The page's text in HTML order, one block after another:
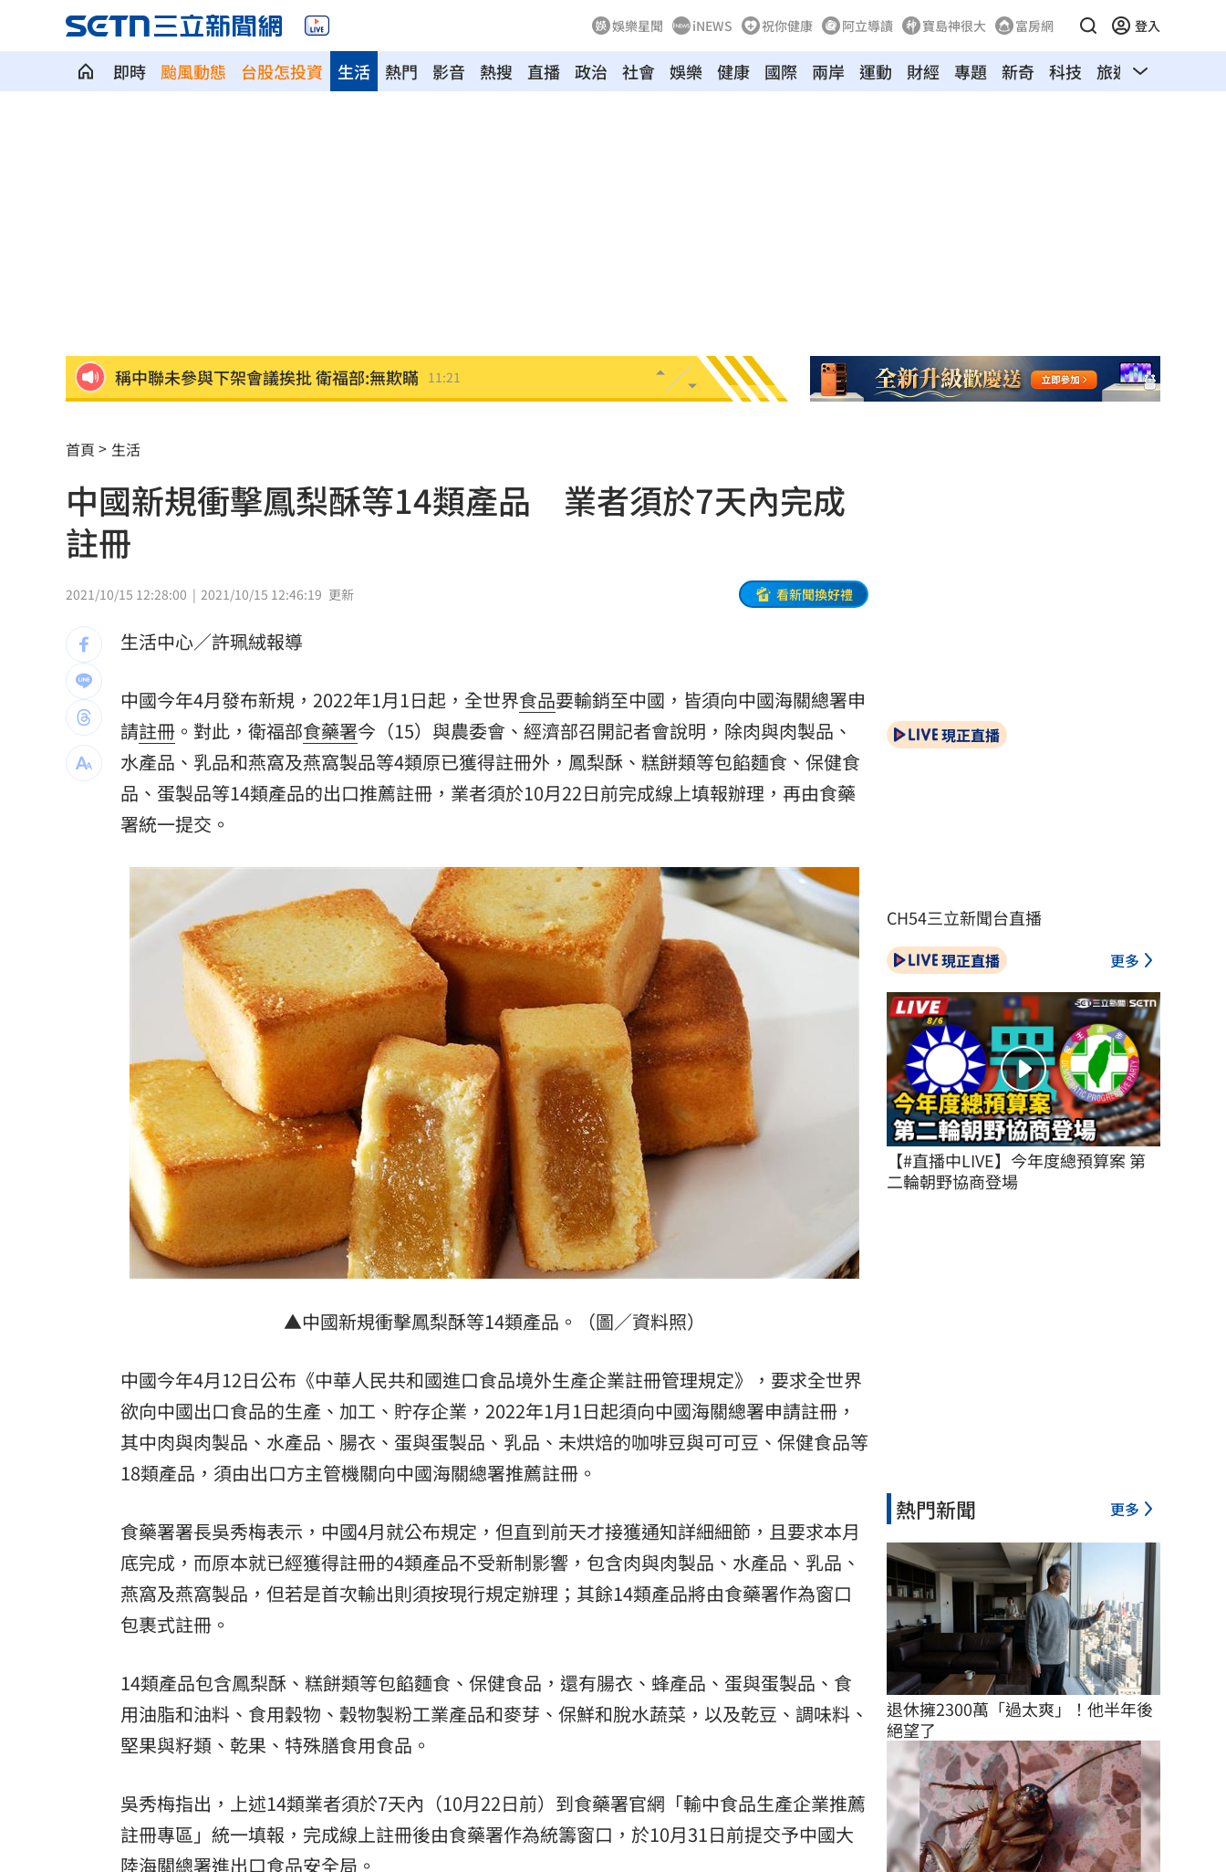
娛樂星聞 iNEWS 祝你健康 阿立導讀 寶島神很大 富房網 登入
即時 颱風動態 台股怎投資 熱門 影音 熱搜 直播 政治 社會 娛樂
生活 健康 國際 兩岸 運動 財經 專題 新奇 科技 旅遊 汽車
稱中聯未參與下架會議挨批 衛福部:無欺瞞 11:21
《玫瑰瞳鈴眼》隔27年突翻紅 老粉全瘋了
長榮航12/1直飛印度德里 放眼商務與轉運 11:19
黃仁勳個資外洩 「黑夜奇俠」等12人起訴
連戰二媳動怒點名財政部 開轟：不負責任
比加工食品毒！它害人愈吃愈餓、生一堆病
專家：「這裡」有機會單獨發白海豚陸警 11:08
攝影爆跳槽李多慧！Joeman憂建文離職發聲 11:08
印度男來台觀光又偷又騙…把全聯當提款機 11:06
白海豚暴風侵襲率北北基破4成！1縣市60％
來台搭北捷偷卡盜刷！港男撈百萬準備買房 11:04
東發號遭出征！蔣萬安：麵線油飯我都喜歡 11:02
傳陸客在港投保收益需繳稅 保險股衝擊 11:02
台灣彩券開獎直播中 20:31
LIVE三立+24小時直播 15:27
三立iNEWS新聞台線上直播 18:00
市場到酒場料理！可果美蕃茄醬創無限可能 12:00
父親節送會拉筋的按摩椅 爸爸「筋歡喜」 18:00
油品食安事件引關注 挑選保健食品要注意 13:00
罕病博士彭士齊 輪椅上的生命覺醒！ 11:00
首頁 生活
中國新規衝擊鳳梨酥等14類產品 業者須於7天內完成
註冊
2021/10/15 12:28:00 2021/10/15 12:46:19 更新 看新聞換好禮
生活中心／許珮絨報導
中國今年4月發布新規，2022年1月1日起，全世界食品要輸銷至中國，皆須向中國海關總署申
請註冊 。對此，衛福部食藥署今（15）與農委會、經濟部召開記者會說明，除肉與肉製品、
水產品、乳品和燕窩及燕窩製品等4類原已獲得註冊外，鳳梨酥、糕餅類等包餡麵食、保健食
品、蛋製品等14類產品的出口推薦註冊，業者須於10月22日前完成線上填報辦理，再由食藥
署統一提交。
▲中國新規衝擊鳳梨酥等14類產品。（圖／資料照）
中國今年4月12日公布《中華人民共和國進口食品境外生產企業註冊管理規定》，要求全世界
欲向中國出口食品的生產、加工、貯存企業，2022年1月1日起須向中國海關總署申請註冊，
其中肉與肉製品、水產品、腸衣、蛋與蛋製品、乳品、未烘焙的咖啡豆與可可豆、保健食品等
18類產品，須由出口方主管機關向中國海關總署推薦註冊。
食藥署署長吳秀梅表示，中國4月就公布規定，但直到前天才接獲通知詳細細節，且要求本月
底完成，而原本就已經獲得註冊的4類產品不受新制影響，包含肉與肉製品、水產品、乳品、
燕窩及燕窩製品，但若是首次輸出則須按現行規定辦理；其餘14類產品將由食藥署作為窗口
包裹式註冊。
14類產品包含鳳梨酥、糕餅類等包餡麵食、保健食品，還有腸衣、蜂產品、蛋與蛋製品、食
用油脂和油料、食用穀物、穀物製粉工業產品和麥芽、保鮮和脫水蔬菜，以及乾豆、調味料、
堅果與籽類、乾果、特殊膳食用食品。
吳秀梅指出，上述14類業者須於7天內（10月22日前）到食藥署官網「輸中食品生產企業推薦
註冊專區」統一填報，完成線上註冊後由食藥署作為統籌窗口，於10月31日前提交予中國大
陸海關總署進出口食品安全局。
現正直播
CH54三立新聞台直播
現正直播 更多
【#直播中LIVE】今年度總預算案 第
二輪朝野協商登場
熱門新聞 更多
退休擁2300萬「過太爽」！他半年後
絕望了